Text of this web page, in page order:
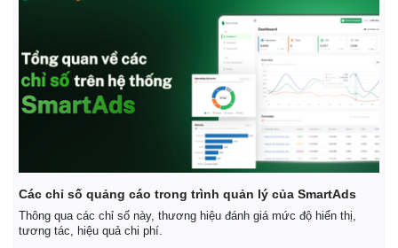
Các chỉ số quảng cáo trong trình quản lý của SmartAds
Thông qua các chỉ số này, thương hiệu đánh giá mức độ hiển thị,
tương tác, hiệu quả chi phí.